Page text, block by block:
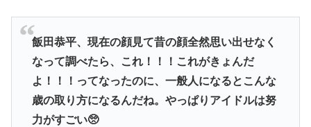
飯田恭平、現在の顔見て昔の顔全然思い出せなく
なって調べたら、これ！！！これがきょんだ
よ！！！ってなったのに、一般人になるとこんな
歳の取り方になるんだね。やっぱりアイドルは努
力がすごい🥺